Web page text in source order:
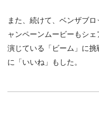
また、続けて、ベンザブ
ャンペーンムービーもシ
演じている「ビーム」に
に「いいね」もした。